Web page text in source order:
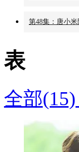
第48集：唐小
表
全部